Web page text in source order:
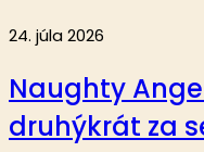
24. júla 2026
Naughty
druhýkrát za